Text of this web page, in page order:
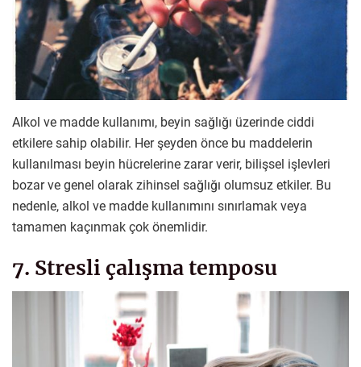
Alkol ve madde kullanımı, beyin sağlığı üzerinde ciddi
etkilere sahip olabilir. Her şeyden önce bu maddelerin
kullanılması beyin hücrelerine zarar verir, bilişsel işlevleri
bozar ve genel olarak zihinsel sağlığı olumsuz etkiler. Bu
nedenle, alkol ve madde kullanımını sınırlamak veya
tamamen kaçınmak çok önemlidir.
7. Stresli çalışma temposu